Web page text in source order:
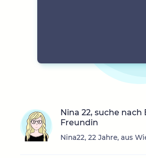
Nina 22, suche nach
Freundin
Nina22, 22 Jahre, aus